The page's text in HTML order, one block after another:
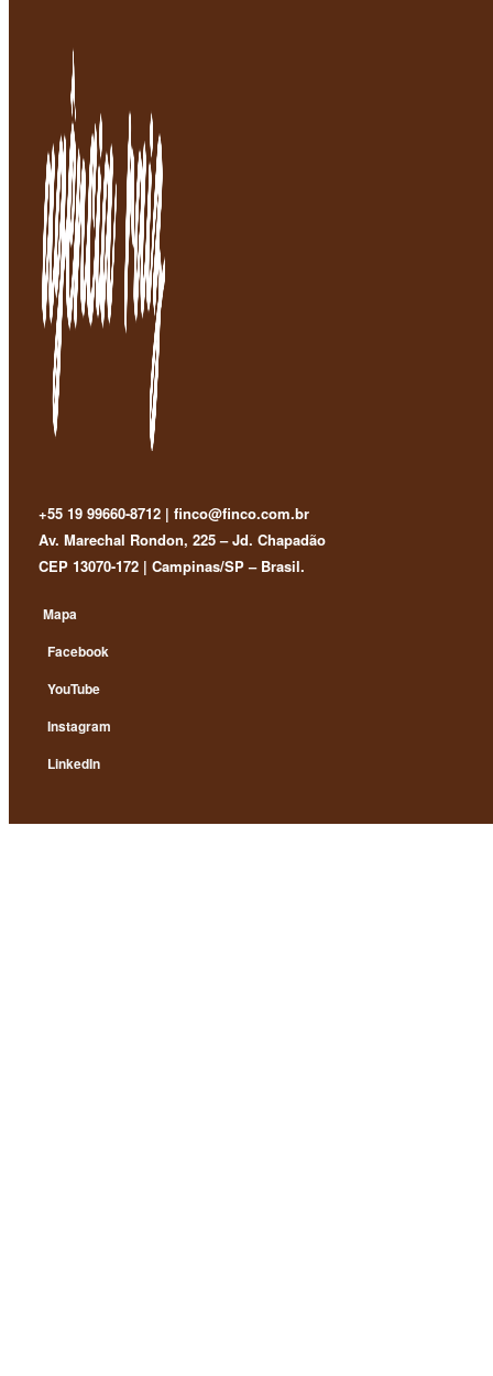
+55 19 99660-8712 | finco@finco.com.br
Av. Marechal Rondon, 225 – Jd. Chapadão
CEP 13070-172 | Campinas/SP – Brasil.
Mapa
Facebook
YouTube
Instagram
LinkedIn